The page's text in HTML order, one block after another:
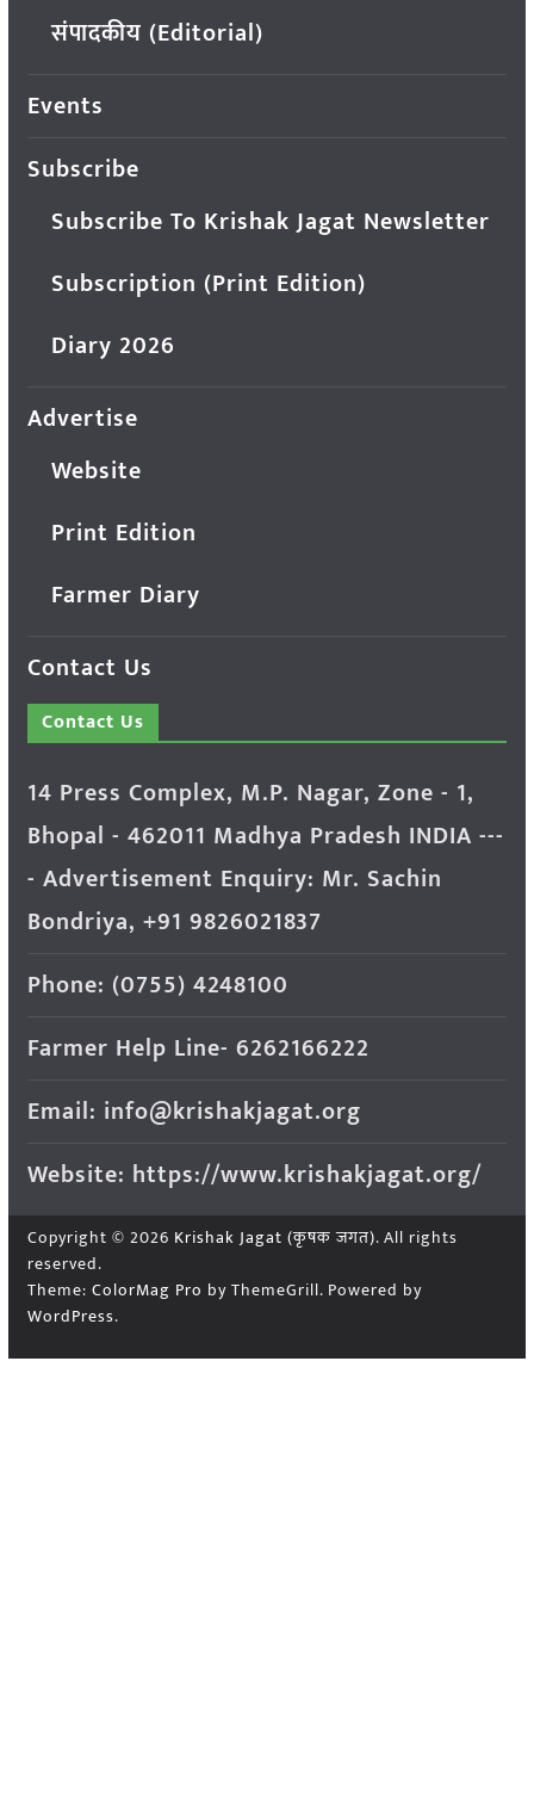
संपादकीय (Editorial)
Events
Subscribe
Subscribe To Krishak Jagat Newsletter
Subscription (Print Edition)
Diary 2026
Advertise
Website
Print Edition
Farmer Diary
Contact Us
Contact Us
14 Press Complex, M.P. Nagar, Zone - 1,
Bhopal - 462011 Madhya Pradesh INDIA ---
- Advertisement Enquiry: Mr. Sachin
Bondriya, +91 9826021837
Phone: (0755) 4248100
Farmer Help Line- 6262166222
Email: info@krishakjagat.org
Website: https://www.krishakjagat.org/
Copyright © 2026 Krishak Jagat (कृषक जगत). All rights
reserved.
Theme: ColorMag Pro by ThemeGrill. Powered by
WordPress.